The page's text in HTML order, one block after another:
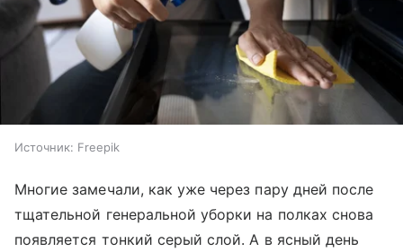
Источник: Freepik
Многие замечали, как уже через пару дней после
тщательной генеральной уборки на полках снова
появляется тонкий серый слой. А в ясный день